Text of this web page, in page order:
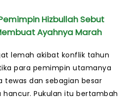
Hizbullah Sebut
Ayahnya Marah
lemah akibat konflik tahun
para pemimpin utamanya
tewas dan sebagian besar
Pukulan itu bertambah